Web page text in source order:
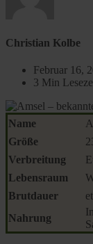
Christian Kolbe
Februar 16,
3 Min
Name
Größe
Verbreitung
Lebensraum
Brutdauer
Nahrung